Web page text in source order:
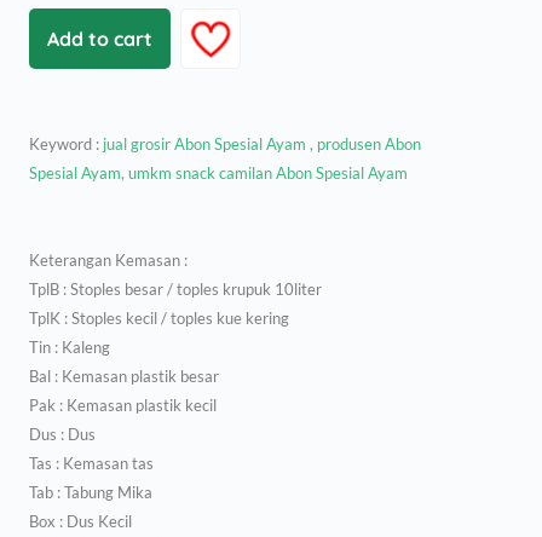
Add to cart
Keyword : jual grosir Abon Spesial Ayam , produsen Abon
Spesial Ayam, umkm snack camilan Abon Spesial Ayam
Keterangan Kemasan :
TplB : Stoples besar / toples krupuk 10liter
TplK : Stoples kecil / toples kue kering
Tin : Kaleng
Bal : Kemasan plastik besar
Pak : Kemasan plastik kecil
Dus : Dus
Tas : Kemasan tas
Tab : Tabung Mika
Box : Dus Kecil